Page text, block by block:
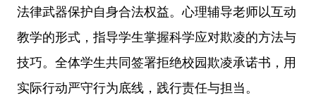
法律武器保护自身合法权益。心理辅导老师以互动
教学的形式，指导学生掌握科学应对欺凌的方法与
技巧。全体学生共同签署拒绝校园欺凌承诺书，用
实际行动严守行为底线，践行责任与担当。